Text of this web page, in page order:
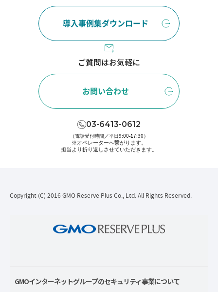
導入事例集ダウンロード
ご質問はお気軽に
お問い合わせ
03-6413-0612
（電話受付時間／平日9:00-17:30）
※オペレーターへ繋がります。
担当より折り返しさせていただきます。
Copyright (C) 2016 GMO Reserve Plus Co., Ltd. All Rights Reserved.
GMOインターネットグループのセキュリティ事業について